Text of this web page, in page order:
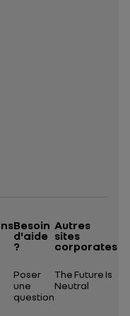
Besoin
d'aide
?
Poser
une
question
Autres
sites
corporates
The Future Is
Neutral